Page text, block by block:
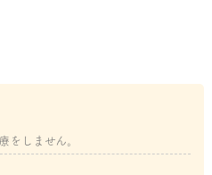
をしません。